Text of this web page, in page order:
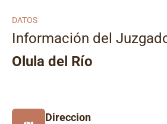
DATOS
Información del
Olula del Río
Direccion